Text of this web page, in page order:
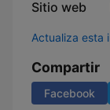
Sitio web
Actualiza esta
Compartir
Facebook